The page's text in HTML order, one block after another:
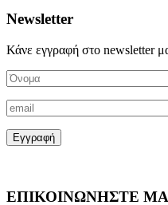
Newsletter
Κάνε εγγραφή στο newsletter
ΕΠΙΚΟΙΝΩΝΗΣΤΕ